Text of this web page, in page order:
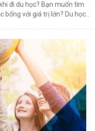
đi du học? Bạn muốn tìm
với giá trị lớn? Du học...